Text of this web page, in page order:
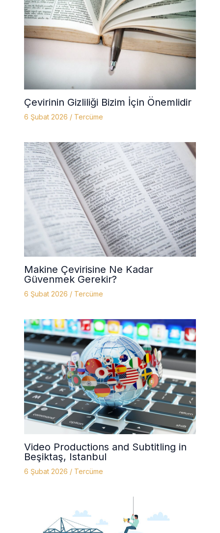
Çevirinin Gizliliği Bizim İçin Önemlidir
6 Şubat 2026 / Tercüme
Makine Çevirisine Ne Kadar
Güvenmek Gerekir?
6 Şubat 2026 / Tercüme
Video Productions and Subtitling in
Beşiktaş, Istanbul
6 Şubat 2026 / Tercüme